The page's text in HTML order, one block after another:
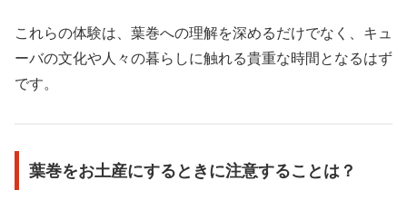
これらの体験は、葉巻への理解を深めるだけでなく、キュ
ーバの文化や人々の暮らしに触れる貴重な時間となるはず
です。
葉巻をお土産にするときに注意することは？